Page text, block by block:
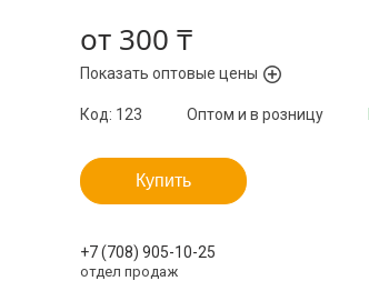
от 300 ₸
Показать оптовые цены
Оптом и в розницу
Код: 123
Купить
+7 (708) 905-10-25
отдел продаж